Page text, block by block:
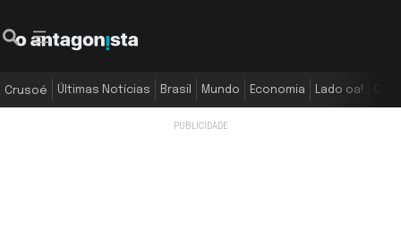
Crusoé Últimas Notícias Brasil Mundo Economia Lado oa!